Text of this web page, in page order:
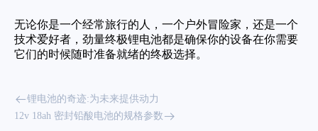
无论你是一个经常旅行的人，一个户外冒险家，还是一个
技术爱好者，劲量终极锂电池都是确保你的设备在你需要
它们的时候随时准备就绪的终极选择。
锂电池的奇迹:为未来提供动力
12v 18ah 密封铅酸电池的规格参数